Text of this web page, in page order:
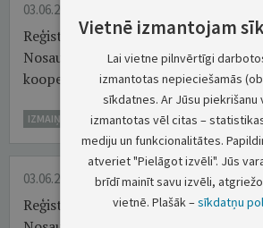
03.06.2026.
Reģistrācijas numurs: 40003272996
Nosaukums: Automašīnu garāžu
kooperatīvā sabiedrība "Zvezda"...
IZMAIŅAS UZŅĒMUMĀ
03.06.2026.
Reģistrācijas numurs: 42103019038
Vietnē izmantojam
Lai vietne pilnvērtīgi
izmantotas nepieciešamās
sīkdatnes. Ar Jūsu piekrišanu
izmantotas vēl citas –
mediju un funkcionalitātes.
atveriet "Pielāgot izvēli". Jūs
brīdī mainīt savu izvēli,
vietnē. Plašāk –sīkdatņu